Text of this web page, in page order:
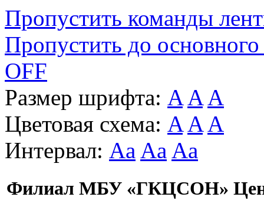
Пропустить команды
Пропустить до основного
OFF
Размер шрифта: A A A
Цветовая схема: A A A
Интервал: Aa Aa Aa
Филиал МБУ «ГКЦСОН»